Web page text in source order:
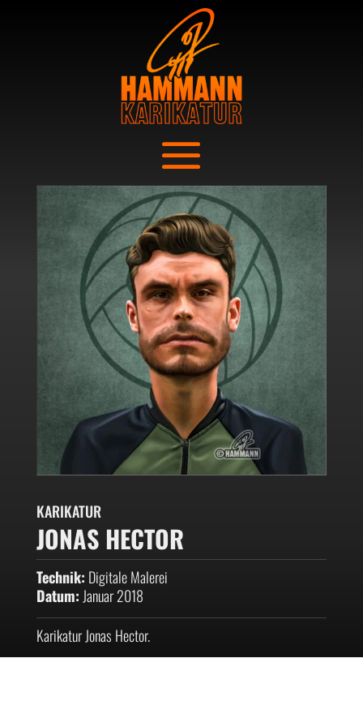
KARIKATUR
JONAS HECTOR
Technik: Digitale Malerei
Datum: Januar 2018
Karikatur Jonas Hector.